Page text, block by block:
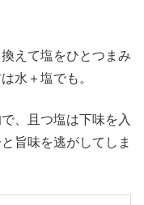
えて塩をひとつまみ
水＋塩でも。
、且つ塩は下味を入
旨味を逃がしてしま